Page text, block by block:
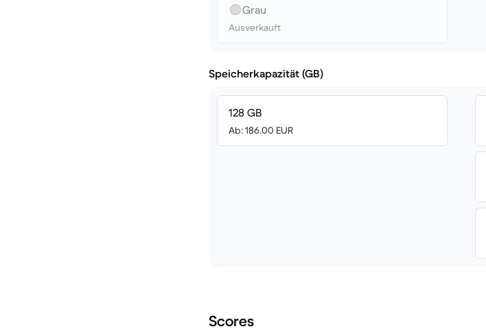
Grau
Ausverkauft
Speicherkapazität (GB)
128 GB
Ab: 186.00 EUR
Scores